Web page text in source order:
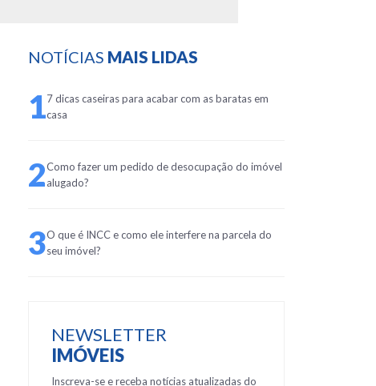
NOTÍCIAS MAIS LIDAS
17 dicas caseiras para acabar com as baratas em
casa
2Como fazer um pedido de desocupação do imóvel
alugado?
3O que é INCC e como ele interfere na parcela do
seu imóvel?
NEWSLETTER
IMÓVEIS
Inscreva-se e receba notícias atualizadas do